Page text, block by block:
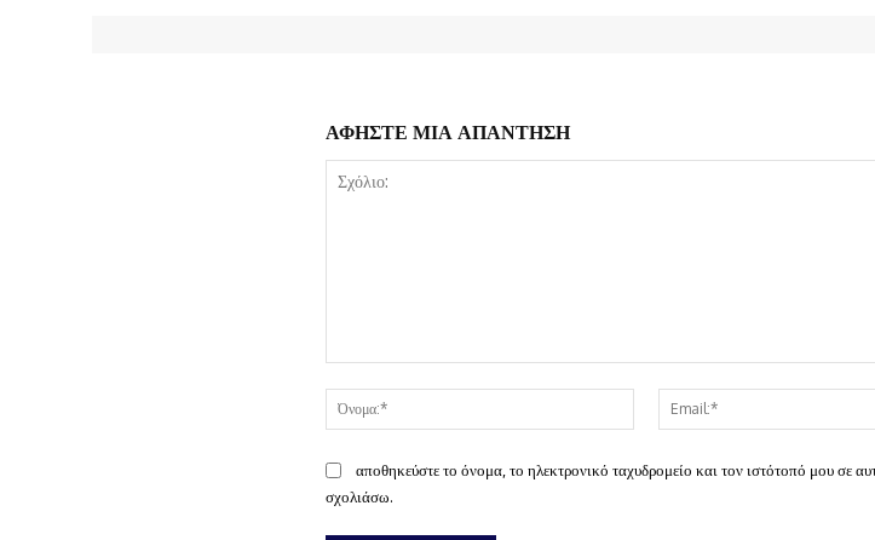
ΑΦΗΣΤΕ ΜΙΑ ΑΠΑΝΤΗΣΗ
Όνομα:*
αποθηκεύστε το όνομα, το ηλεκτρονικό ταχυδρομείο και τον ιστότοπό μου σε
σχολιάσω.